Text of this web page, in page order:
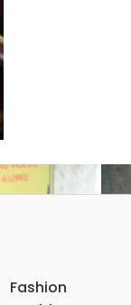
Fashion